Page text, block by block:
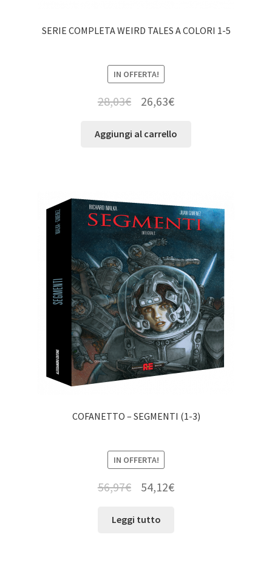
SERIE COMPLETA WEIRD TALES A COLORI 1-5
IN OFFERTA!
28,03€ 26,63€
Aggiungi al carrello
COFANETTO – SEGMENTI (1-3)
IN OFFERTA!
56,97€ 54,12€
Leggi tutto